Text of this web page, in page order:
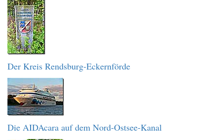
Der Kreis Rendsburg-Eckernförde
Die AIDAcara auf dem Nord-Ostsee-Kanal